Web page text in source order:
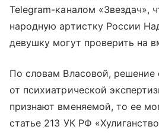
Telegram-каналом «Звездач»,
народную артистку России
девушку могут проверить на
По словам Власовой, решение
от психиатрической
признают вменяемой, то ее
статье 213 УК РФ